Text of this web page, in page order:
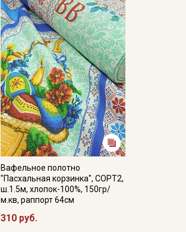
Вафельное полотно
"Пасхальная корзинка", СОРТ2,
ш.1.5м, хлопок-100%, 150гр/
м.кв, раппорт 64см
310 руб.